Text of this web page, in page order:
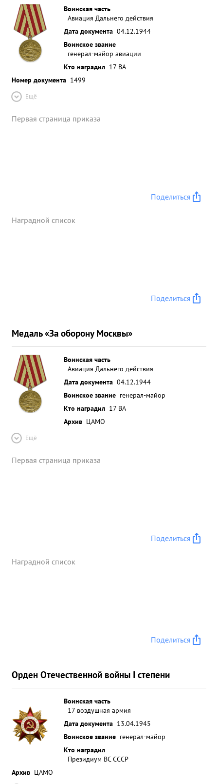
Воинская часть
Авиация Дальнего действия
Дата документа 04.12.1944
Воинское звание
генерал-майор авиации
Кто наградил 17 ВА
Номер документа 1499
Ещё
Первая страница приказа
Поделиться
Наградной список
Поделиться
Медаль «За оборону Москвы»
Воинская часть
Авиация Дальнего действия
Дата документа 04.12.1944
Воинское звание генерал-майор
Кто наградил 17 ВА
Архив ЦАМО
Ещё
Первая страница приказа
Поделиться
Наградной список
Поделиться
Орден Отечественной войны I степени
Воинская часть
17 воздушная армия
Дата документа 13.04.1945
Воинское звание генерал-майор
Кто наградил
Президиум ВС СССР
Архив ЦАМО